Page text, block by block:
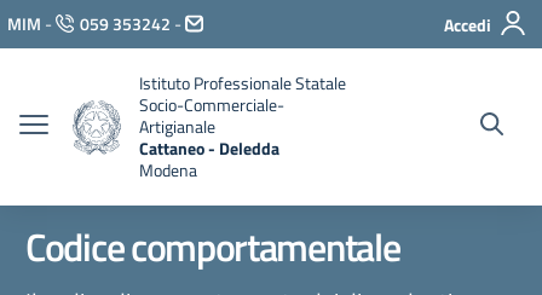
Vai ai contenuti
Vai al menu di navigazione
Vai al footer
MIM - 059 353242 - Accedi
Istituto Professionale Statale
Socio-Commerciale-
Artigianale
Cattaneo - Deledda
Modena
Codice comportamentale